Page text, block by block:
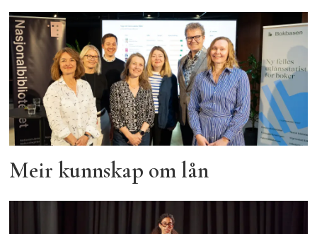
Meir kunnskap om lån